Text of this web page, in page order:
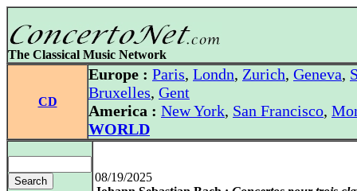
The Classical Music Network
CD
Europe : Paris, Londn, Zurich, Geneva,
Bruxelles, Gent
America : New York, San Francisco,
WORLD
08/19/2025